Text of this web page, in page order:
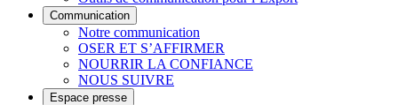
Communication
Notre communication
OSER ET S’AFFIRMER
NOURRIR LA CONFIANCE
NOUS SUIVRE
Espace presse